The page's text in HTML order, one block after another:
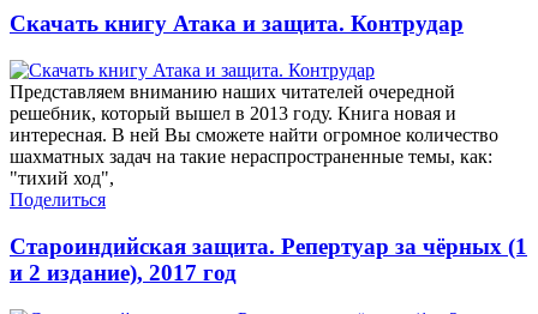
Скачать книгу Атака и защита. Контрудар
Представляем вниманию наших читателей очередной
решебник, который вышел в 2013 году. Книга новая и
интересная. В ней Вы сможете найти огромное количество
шахматных задач на такие нераспространенные темы, как:
"тихий ход",
Поделиться
Староиндийская защита. Репертуар за чёрных (1
и 2 издание), 2017 год